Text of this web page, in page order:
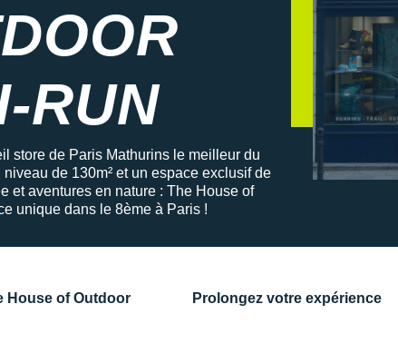
RUN
store de Paris Mathurins le meilleur du
de 130m² et un espace exclusif de
et aventures en nature : The House of
unique dans le 8ème à Paris !
House of Outdoor Prolongez votre expérience